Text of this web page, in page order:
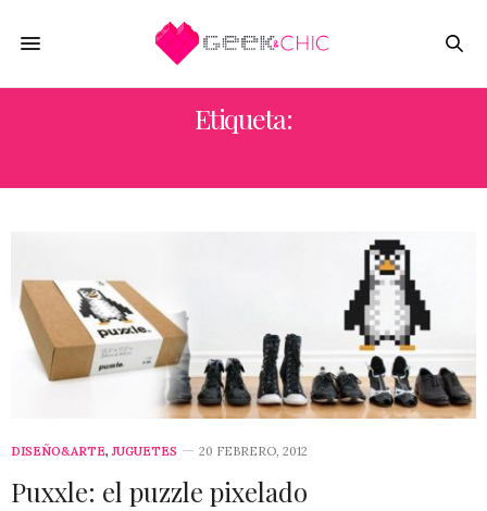
Etiqueta:
DISEÑO&ARTE, JUGUETES 20 FEBRERO, 2012
Puxxle: el puzzle pixelado